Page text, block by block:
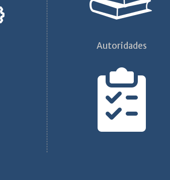
Autoridades